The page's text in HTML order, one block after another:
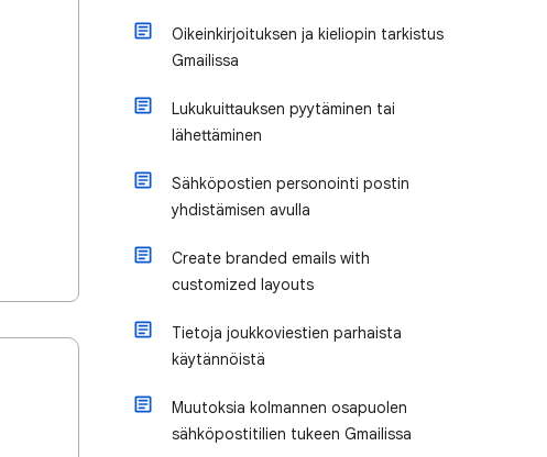
Oikeinkirjoituksen ja kieliopin tarkistus
Gmailissa
Lukukuittauksen pyytäminen tai
lähettäminen
Sähköpostien personointi postin
yhdistämisen avulla
Create branded emails with
customized layouts
Tietoja joukkoviestien parhaista
käytännöistä
Muutoksia kolmannen osapuolen
sähköpostitilien tukeen Gmailissa